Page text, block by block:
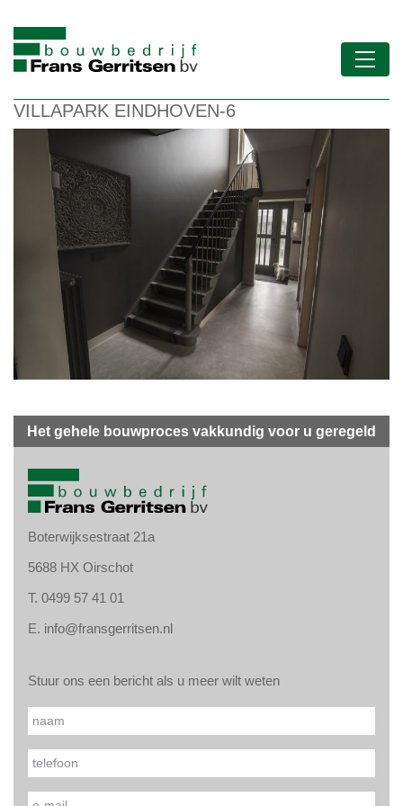
VILLAPARK EINDHOVEN-6
Het gehele bouwproces vakkundig voor u geregeld
Boterwijksestraat 21a
5688 HX Oirschot
T. 0499 57 41 01
E. info@fransgerritsen.nl
Stuur ons een bericht als u meer wilt weten
dit veld
laten.
Naam*
Uw telefoonnummer*
Uw e-mailadres*